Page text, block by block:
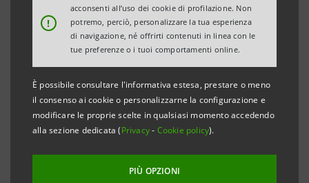
!
acconsenti all’uso dei cookie di profilazione. Non
potremo, perciò, personalizzare la tua esperienza
di navigazione, né offrirti contenuti in linea con le
tue preferenze o i tuoi comportamenti online.
È possibile consultare l'informativa estesa, prestare o meno
il consenso ai cookie o personalizzarne la configurazione e
modificare le proprie scelte in qualsiasi momento accedendo
alla sezione dedicata (Privacy- Cookie policy).
PIÙ OPZIONI
Torino, Milano, 10 ottobre2014– Intesa Sanpaolo
informa che dal 13 ottobre 2014 - a seguito del
rilascio della specifica autorizzazione da parte della
Banca d’Italia - verrà avviato un programma di
acquisto di azioni proprie ordinarie, che si concluderà
entro il 17 ottobre 2014, a servizio di un piano di
Sanpaolo ai dipendenti, così come autorizzato